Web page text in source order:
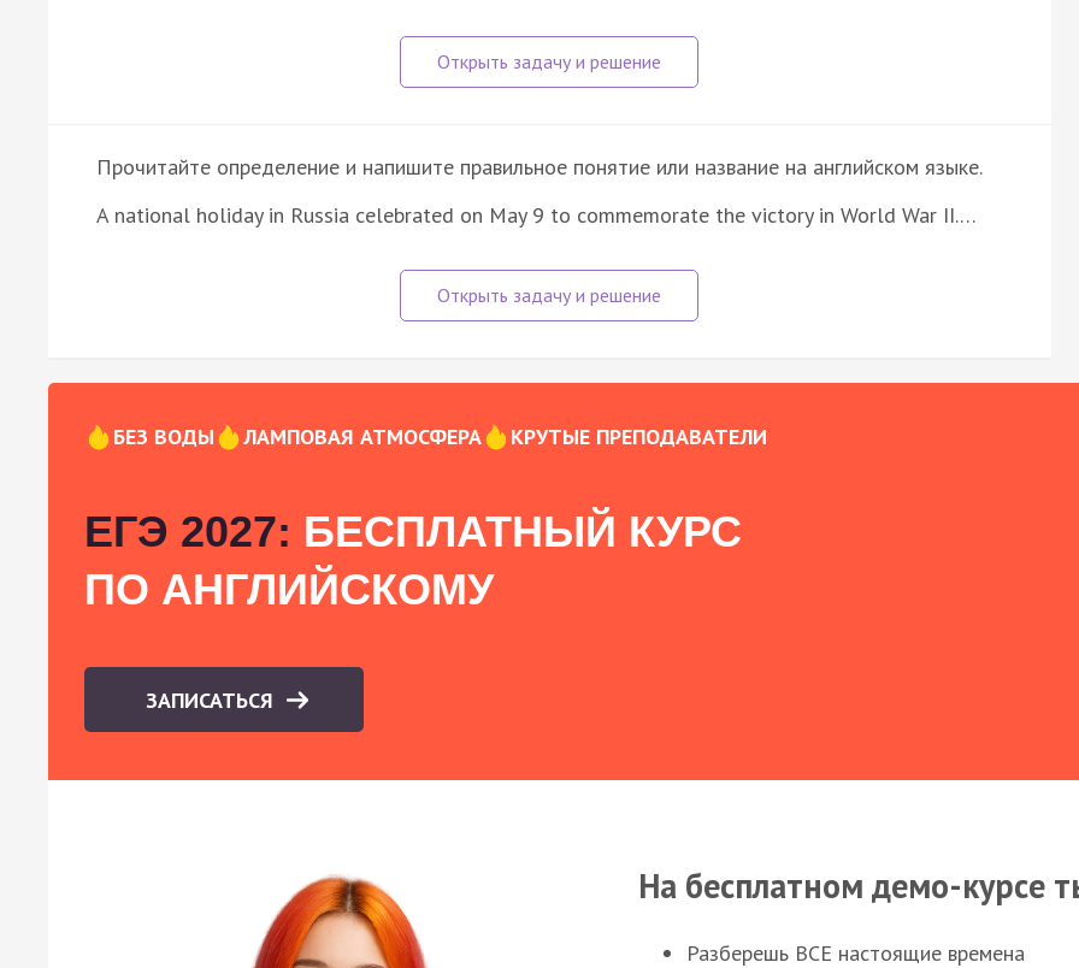
Прочитайте определение и напишите правильное понятие или название на английском языке.
A national holiday in Russia celebrated on May 9 to commemorate the victory in World War II.…
БЕЗ ВОДЫ ЛАМПОВАЯ АТМОСФЕРА КРУТЫЕ ПРЕПОДАВАТЕЛИ
ЕГЭ 2027: БЕСПЛАТНЫЙ КУРС
ПО АНГЛИЙСКОМУ
ЗАПИСАТЬСЯ
На бесплатном демо-курсе
Разберешь ВСЕ настоящие времена